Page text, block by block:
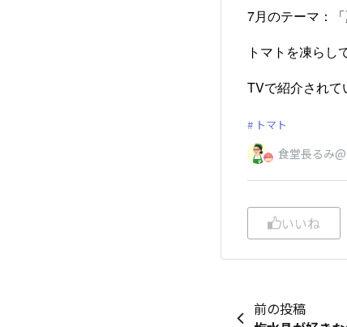
7月のテーマ：
トマトを凍らし
TVで紹介されて
トマト
食堂長るみ
いいね
前の投稿